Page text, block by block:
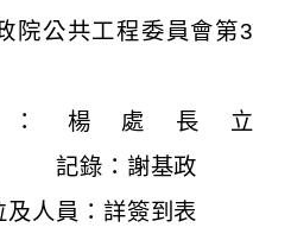
院公共工程委員會第3
楊處長立
謝基政
人員：詳簽到表